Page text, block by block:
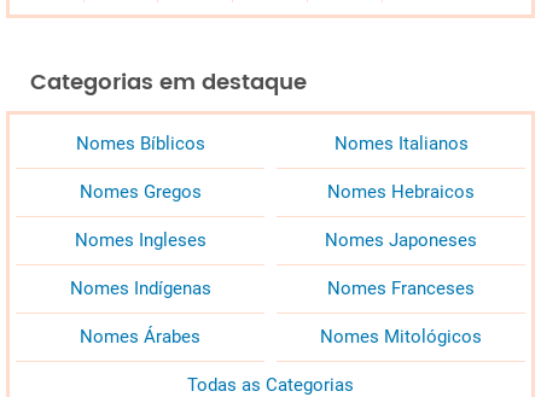
Categorias em destaque
Nomes Bíblicos Nomes Italianos
Nomes Gregos Nomes Hebraicos
Nomes Ingleses Nomes Japoneses
Nomes Indígenas Nomes Franceses
Nomes Árabes Nomes Mitológicos
Todas as Categorias